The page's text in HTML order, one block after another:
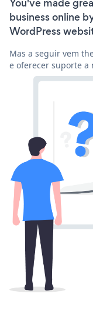
You've made
business online
WordPress
Mas a seguir vem
e oferecer suporte a